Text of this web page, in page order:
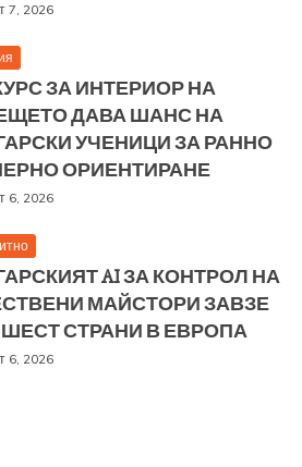
7, 2026
ЗА ИНТЕРИОР НА
ДАВА ШАНС НА
УЧЕНИЦИ ЗА РАННО
ОРИЕНТИРАНЕ
6, 2026
AI ЗА КОНТРОЛ НА
МАЙСТОРИ ЗАВЗЕ
СТРАНИ В ЕВРОПА
6, 2026